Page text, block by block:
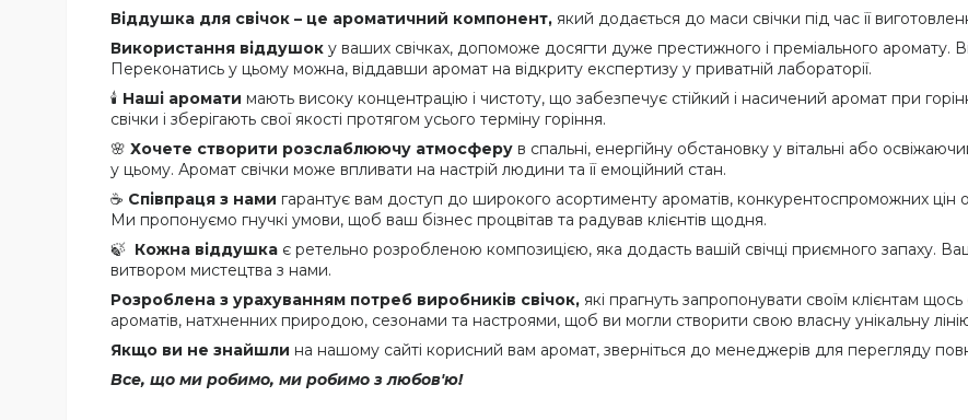
Віддушка для свічок – це ароматичний компонент, який додається до маси свічки під час її
Використання віддушок у ваших свічках, допоможе досягти дуже престижного і преміального аромату.
Переконатись у цьому можна, віддавши аромат на відкриту експертизу у приватній лабораторії.
🕯️ Наші аромати мають високу концентрацію і чистоту, що забезпечує стійкий і насичений аромат при
свічки і зберігають свої якості протягом усього терміну горіння.
🌸 Хочете створити розслаблюючу атмосферу в спальні, енергійну обстановку у вітальні або
у цьому. Аромат свічки може впливати на настрій людини та її емоційний стан.
☕ Співпраця з нами гарантує вам доступ до широкого асортименту ароматів, конкурентоспроможних цін
Ми пропонуємо гнучкі умови, щоб ваш бізнес процвітав та радував клієнтів щодня.
🍃 Кожна віддушка є ретельно розробленою композицією, яка додасть вашій свічці приємного запаху.
витвором мистецтва з нами.
Розроблена з урахуванням потреб виробників свічок, які прагнуть запропонувати своїм клієнтам
ароматів, натхненних природою, сезонами та настроями, щоб ви могли створити свою власну унікальну
Якщо ви не знайшли на нашому сайті корисний вам аромат, зверніться до менеджерів для перегляду
Все, що ми робимо, ми робимо з любов'ю!